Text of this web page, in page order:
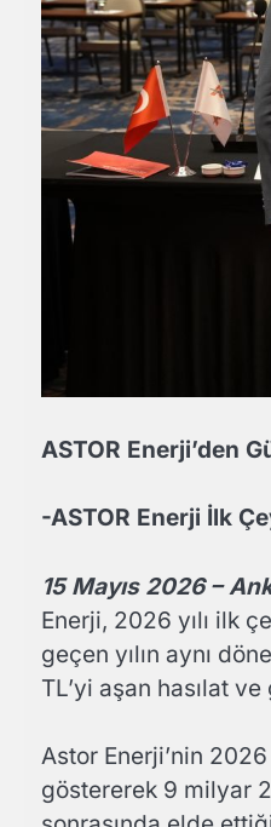
ASTOR Enerji’den
-ASTOR Enerji İlk
15 Mayıs 2026 –
Enerji, 2026 yılı ilk
geçen yılın aynı
TL’yi aşan hasılat
Astor Enerji’nin 2026
göstererek 9 milyar